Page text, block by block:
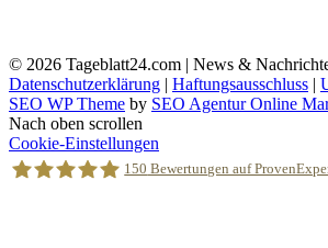
© 2026 Tageblatt24.com | News &
Datenschutzerklärung | Haftungsausschluss |
SEO WP Theme by SEO Agentur Online
Nach oben scrollen
Cookie-Einstellungen
150 Bewertungen auf